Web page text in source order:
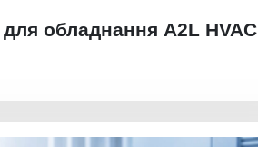
обладнання A2L HVAC